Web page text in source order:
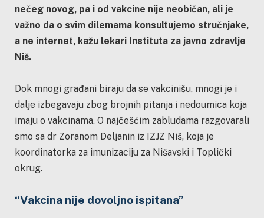
nečeg novog, pa i od vakcine nije neobičan, ali je
važno da o svim dilemama konsultujemo stručnjake,
a ne internet, kažu lekari Instituta za javno zdravlje
Niš.
Dok mnogi građani biraju da se vakcinišu, mnogi je i
dalje izbegavaju zbog brojnih pitanja i nedoumica koja
imaju o vakcinama. O najčešćim zabludama razgovarali
smo sa dr Zoranom Deljanin iz IZJZ Niš, koja je
koordinatorka za imunizaciju za Nišavski i Toplički
okrug.
“Vakcina nije dovoljno ispitana”